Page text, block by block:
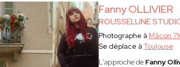
Fanny OLLIVIER
ROUSSELUNE
Photographe à Mâcon
Se déplace à Toulouse
L'approche de Fanny